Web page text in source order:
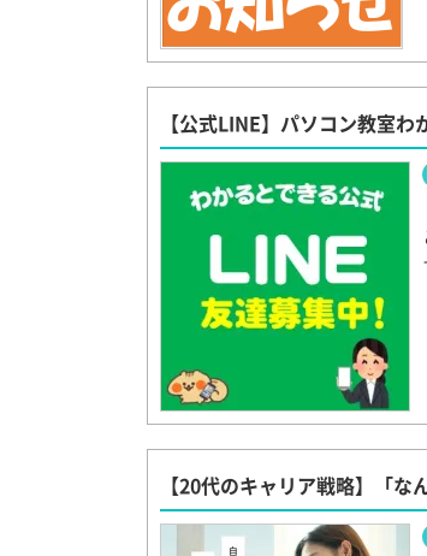
【公式LINE】パソコン教室
【20代のキャリア戦略】「